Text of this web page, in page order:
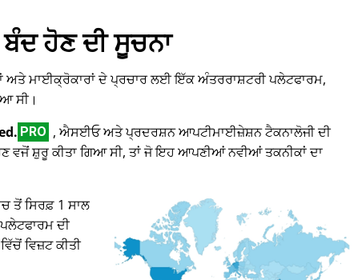
ਬੰਦ ਹੋਣ ਦੀ ਸੂਚਨਾ
ਅਤੇ ਮਾਈਕ੍ਰੋਕਾਰਾਂ ਦੇ ਪ੍ਰਚਾਰ ਲਈ ਇੱਕ ਅੰਤਰਰਾਸ਼ਟਰੀ ਪਲੇਟਫਾਰਮ,
ਸੀ।
PRO , ਐਸਈਓ ਅਤੇ ਪ੍ਰਦਰਸ਼ਨ ਆਪਟੀਮਾਈਜ਼ੇਸ਼ਨ ਟੈਕਨਾਲੋਜੀ ਦੀ
ਵਜੋਂ ਸ਼ੁਰੂ ਕੀਤਾ ਗਿਆ ਸੀ, ਤਾਂ ਜੋ ਇਹ ਆਪਣੀਆਂ ਨਵੀਆਂ ਤਕਨੀਕਾਂ ਦਾ
ਤੋਂ ਸਿਰਫ਼ 1 ਸਾਲ
ਦੀ
ਵਿਜ਼ਟ ਕੀਤੀ